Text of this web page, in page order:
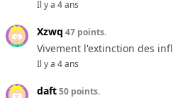
Il y a 4 ans
Xzwq 47 points.
Vivement l'extinction des
Il y a 4 ans
daft50 points.